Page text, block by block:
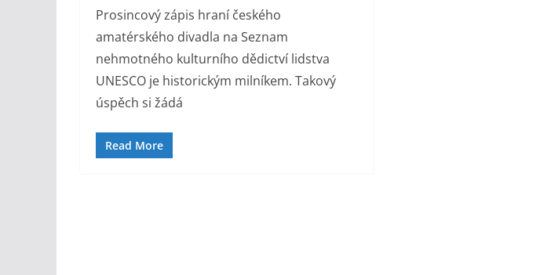
Prosincový zápis hraní českého
amatérského divadla na Seznam
nehmotného kulturního dědictví lidstva
UNESCO je historickým milníkem. Takový
úspěch si žádá
Read More